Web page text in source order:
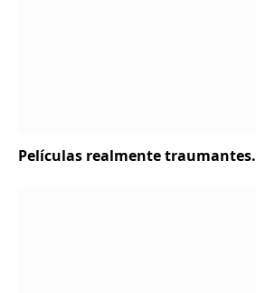
Películas realmente traumantes.